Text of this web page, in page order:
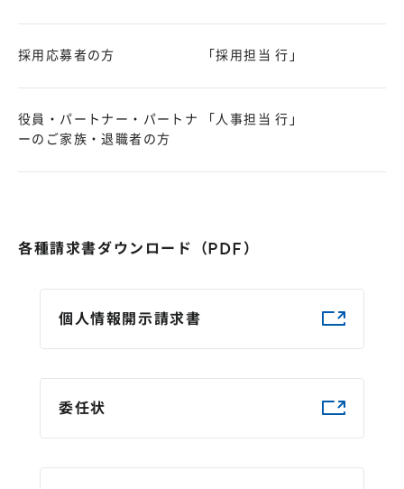
採用応募者の方 「採用担当 行」
役員・パートナー・パートナ
ーのご家族・退職者の方
「人事担当 行」
各種請求書ダウンロード（PDF）
個人情報開示請求書
委任状